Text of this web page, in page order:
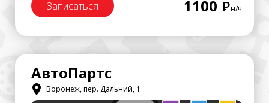
Записаться 1100 Рн/ч
АвтоПартс
Воронеж, пер. Дальний, 1